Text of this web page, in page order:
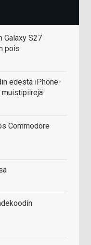
Galaxy S27
pois
edestä iPhone-
muistipiirejä
Commodore